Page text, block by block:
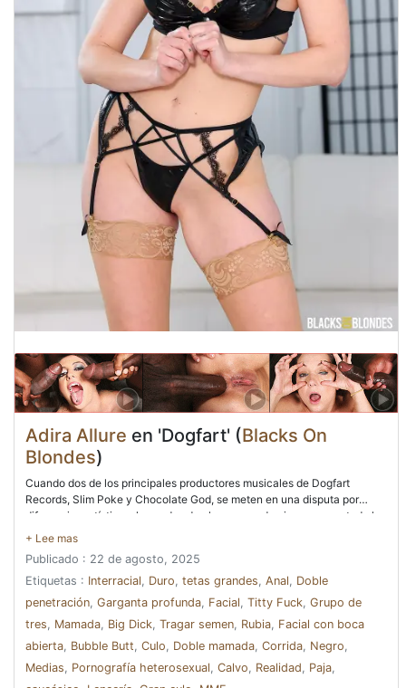
Adira Allure en 'Dogfart' (Blacks On
Blondes)
Cuando dos de los principales productores musicales de Dogfart
Records, Slim Poke y Chocolate God, se meten en una disputa por
diferencias artísticas, las ondas de choque pueden impregnar a toda la
compañía. Adira Allure es solo una empleada allí, pero entiende la
propia empresa. Tuvo algunos de los mayores éxitos que la compañía
había producido. Era imperativo que se hiciera algo. Adira se dio cuenta
rápidamente de que tenían más en común de lo que habían pensado
durante su lucha. Después de todo, a ambos hombres les encantaba
probar ese dulce coño rosado de ella. Incluso habían hablado de follar
con una chica juntos. ¿Por qué no ella? Y por qué no estar dentro de
ella al mismo tiempo a la vez. Después de todo, las mujeres están
construidas con dos agujeros y pueden complacer un par de
Publicado : 22 de agosto, 2025
Etiquetas : Interracial, Duro, tetas grandes, Anal, Doble
penetración, Garganta profunda, Facial, Titty Fuck, Grupo de
tres, Mamada, Big Dick, Tragar semen, Rubia, Facial con boca
abierta, Bubble Butt, Culo, Doble mamada, Corrida, Negro,
Medias, Pornografía heterosexual, Calvo, Realidad, Paja,